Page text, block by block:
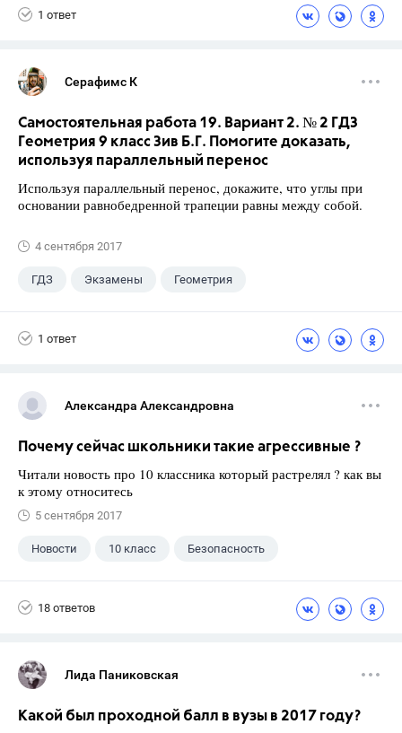
1 ответ
Серафимс К
Самостоятельная работа 19. Вариант 2. № 2 ГДЗ
Геометрия 9 класс Зив Б.Г. Помогите доказать,
используя параллельный перенос
Используя параллельный перенос, докажите, что углы при
основании равнобедренной трапеции равны между собой.
4 сентября 2017
ГДЗ Экзамены Геометрия
1 ответ
Александра Александровна
Почему сейчас школьники такие агрессивные ?
Читали новость про 10 классника который растрелял ? как вы
к этому относитесь
5 сентября 2017
Новости 10 класс Безопасность
18 ответов
Лида Паниковская
Какой был проходной балл в вузы в 2017 году?